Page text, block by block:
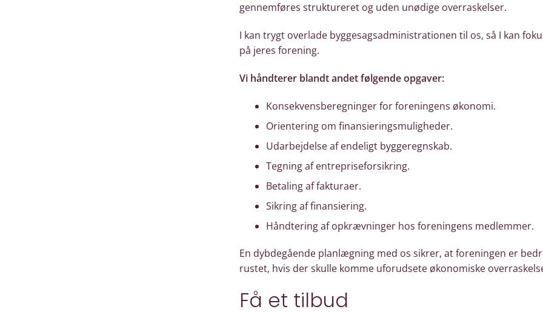
gennemføres struktureret og uden unødige overraskelser.
I kan trygt overlade byggesagsadministrationen til os, så I kan
på jeres forening.
Vi håndterer blandt andet følgende opgaver:
Konsekvensberegninger for foreningens økonomi.
Orientering om finansieringsmuligheder.
Udarbejdelse af endeligt byggeregnskab.
Tegning af entrepriseforsikring.
Betaling af fakturaer.
Sikring af finansiering.
Håndtering af opkrævninger hos foreningens medlemmer.
En dybdegående planlægning med os sikrer, at foreningen er
rustet, hvis der skulle komme uforudsete økonomiske
Få et tilbud